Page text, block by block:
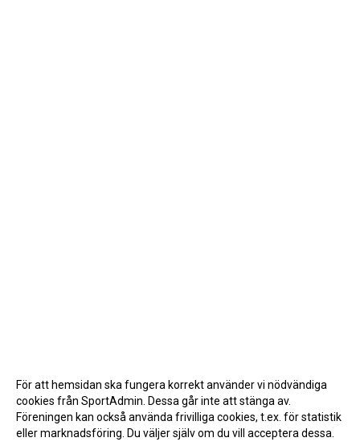
För att hemsidan ska fungera korrekt använder vi nödvändiga
cookies från SportAdmin. Dessa går inte att stänga av.
Föreningen kan också använda frivilliga cookies, t.ex. för statistik
eller marknadsföring. Du väljer själv om du vill acceptera dessa.